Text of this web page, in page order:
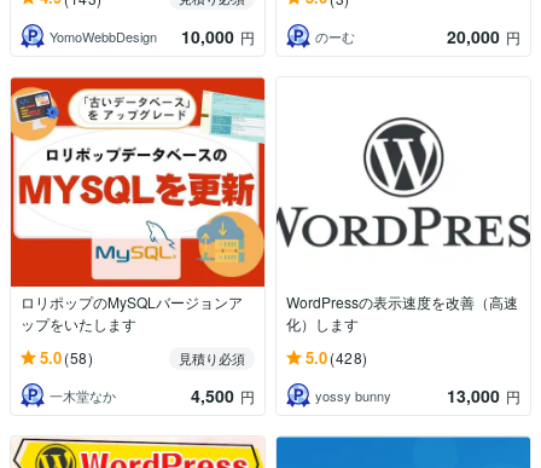
YomoWebbDesign
10,000 円 のーむ 20,000 円
ロリポップのMySQLバージョンア
ップをいたします
5.0(58)
見積り必須
一木堂なか
4,500 円
WordPressの表示速度を改善（高速
化）します
5.0(428)
yossy bunny 13,000 円